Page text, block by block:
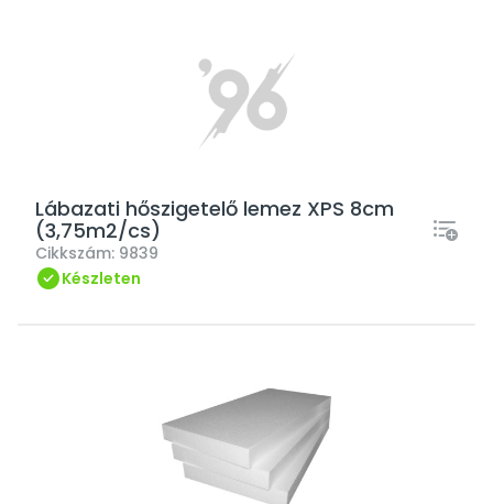
Lábazati hőszigetelő lemez XPS 8cm
(3,75m2/cs)
Cikkszám: 9839
Készleten